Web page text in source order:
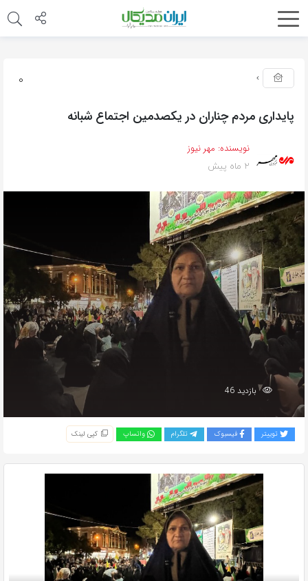
0
پایداری مردم چناران در یکصدمین اجتماع شبانه
نویسنده: مهر نیوز
2 ماه پیش
بازدید 46
توییتر فیسبوک تلگرام واتساپ کپی لینک